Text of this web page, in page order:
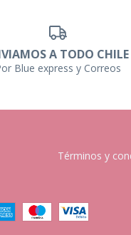
A TODO CHILE
Blue express y Correos
Términos y